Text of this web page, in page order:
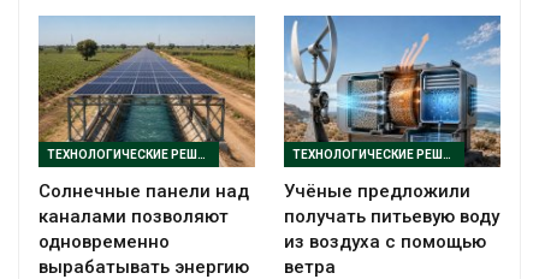
ТЕХНОЛОГИЧЕСКИЕ РЕШЕНИЯ
Солнечные панели над
каналами позволяют
одновременно
вырабатывать энергию
ТЕХНОЛОГИЧЕСКИЕ РЕШЕНИЯ
Учёные предложили
получать питьевую воду
из воздуха с помощью
ветра